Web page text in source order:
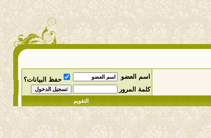
اسم العضو
حفظ البيانات؟
كلمة المرور
التقويم